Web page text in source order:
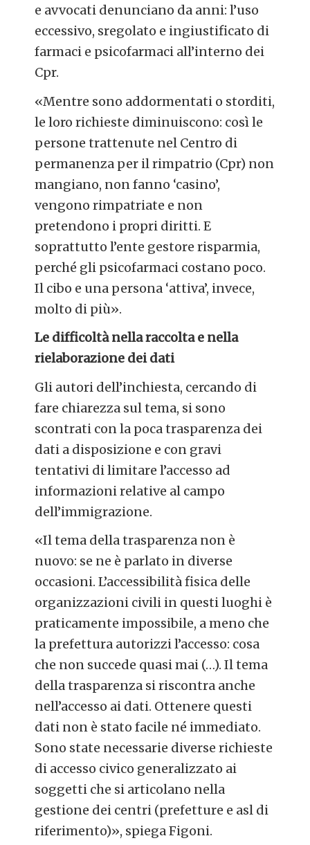
e avvocati denunciano da anni: l’uso
eccessivo, sregolato e ingiustificato di
farmaci e psicofarmaci all’interno dei
Cpr.
«Mentre sono addormentati o storditi,
le loro richieste diminuiscono: così le
persone trattenute nel Centro di
permanenza per il rimpatrio (Cpr) non
mangiano, non fanno ‘casino’,
vengono rimpatriate e non
pretendono i propri diritti. E
soprattutto l’ente gestore risparmia,
perché gli psicofarmaci costano poco.
Il cibo e una persona ‘attiva’, invece,
molto di più».
Le difficoltà nella raccolta e nella
rielaborazione dei dati
Gli autori dell’inchiesta, cercando di
fare chiarezza sul tema, si sono
scontrati con la poca trasparenza dei
dati a disposizione e con gravi
tentativi di limitare l’accesso ad
informazioni relative al campo
dell’immigrazione.
«Il tema della trasparenza non è
nuovo: se ne è parlato in diverse
occasioni. L’accessibilità fisica delle
organizzazioni civili in questi luoghi è
praticamente impossibile, a meno che
la prefettura autorizzi l’accesso: cosa
che non succede quasi mai (…). Il tema
della trasparenza si riscontra anche
nell’accesso ai dati. Ottenere questi
dati non è stato facile né immediato.
Sono state necessarie diverse richieste
di accesso civico generalizzato ai
soggetti che si articolano nella
gestione dei centri (prefetture e asl di
riferimento)», spiega Figoni.